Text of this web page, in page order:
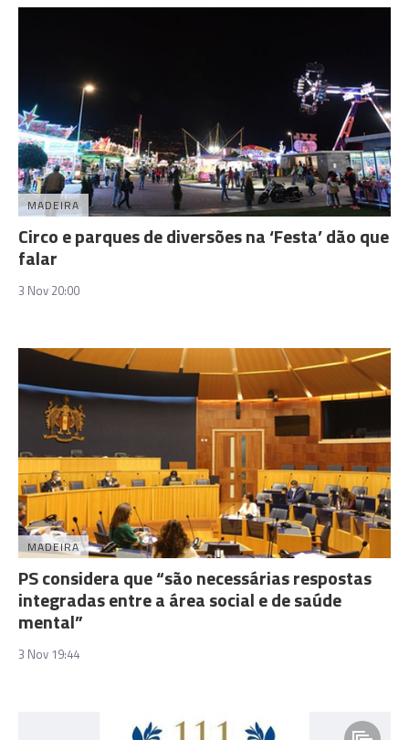
MADEIRA
Circo e parques de diversões na ‘Festa’ dão que
falar
3 Nov 20:00
MADEIRA
PS considera que “são necessárias respostas
integradas entre a área social e de saúde
mental”
3 Nov 19:44